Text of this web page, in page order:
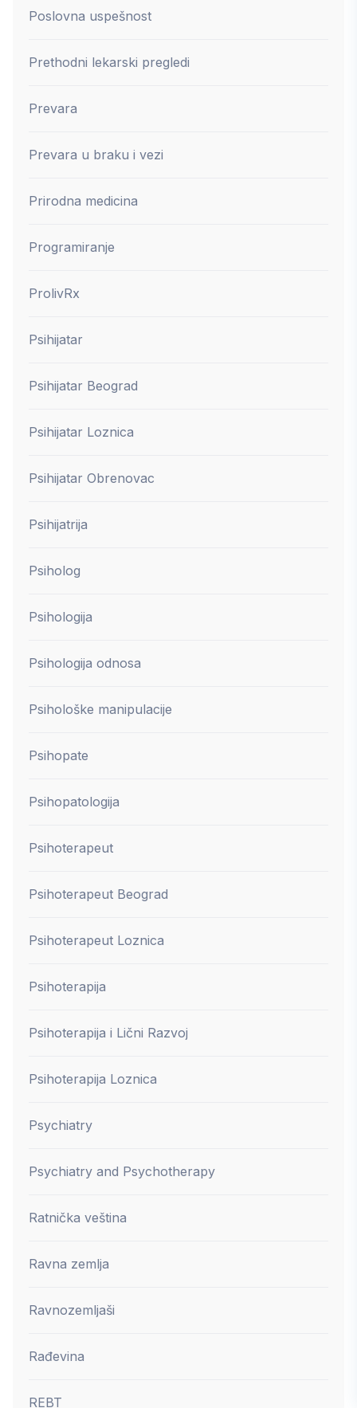
Poslovna uspešnost
Prethodni lekarski pregledi
Prevara
Prevara u braku i vezi
Prirodna medicina
Programiranje
ProlivRx
Psihijatar
Psihijatar Beograd
Psihijatar Loznica
Psihijatar Obrenovac
Psihijatrija
Psiholog
Psihologija
Psihologija odnosa
Psihološke manipulacije
Psihopate
Psihopatologija
Psihoterapeut
Psihoterapeut Beograd
Psihoterapeut Loznica
Psihoterapija
Psihoterapija i Lični Razvoj
Psihoterapija Loznica
Psychiatry
Psychiatry and Psychotherapy
Ratnička veština
Ravna zemlja
Ravnozemljaši
Rađevina
REBT